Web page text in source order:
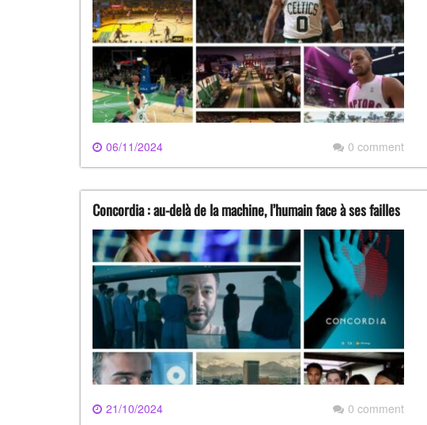
06/11/2024 0 comment
Concordia : au-delà de la machine, l’humain face à ses failles
21/10/2024 0 comment